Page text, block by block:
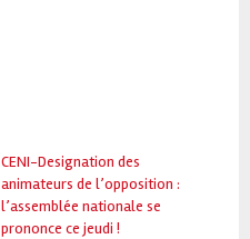
CENI-Designation des
animateurs de l’opposition :
l’assemblée nationale se
prononce ce jeudi !